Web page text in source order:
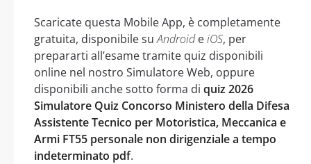
Scaricate questa Mobile App, è completamente
gratuita, disponibile suAndroideiOS, per
prepararti all’esame tramite quiz disponibili
online nel nostro Simulatore Web, oppure
disponibili anche sotto forma di quiz 2026
Simulatore Quiz Concorso Ministero della Difesa
Assistente Tecnico per Motoristica, Meccanica e
Armi FT55 personale non dirigenziale a tempo
indeterminato pdf.